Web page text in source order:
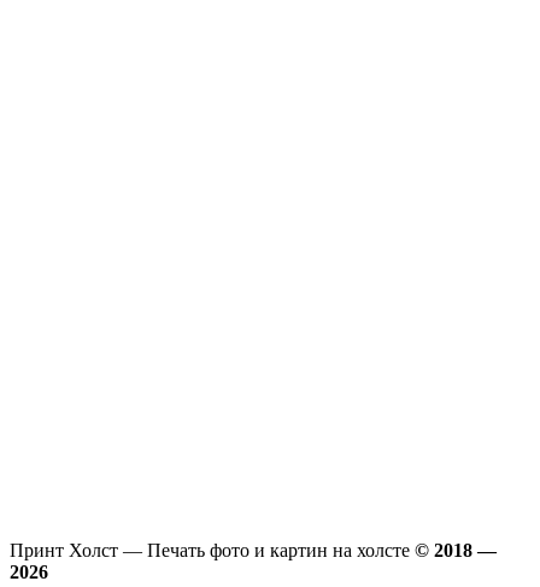
Принт Холст — Печать фото и картин на холсте © 2018 —
2026